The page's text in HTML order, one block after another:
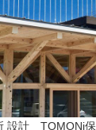
設計 TOMONi保